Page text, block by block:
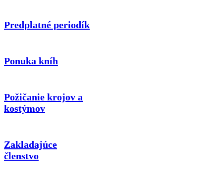
Predplatné periodík
Ponuka kníh
Požičanie krojov a
kostýmov
Zakladajúce
členstvo